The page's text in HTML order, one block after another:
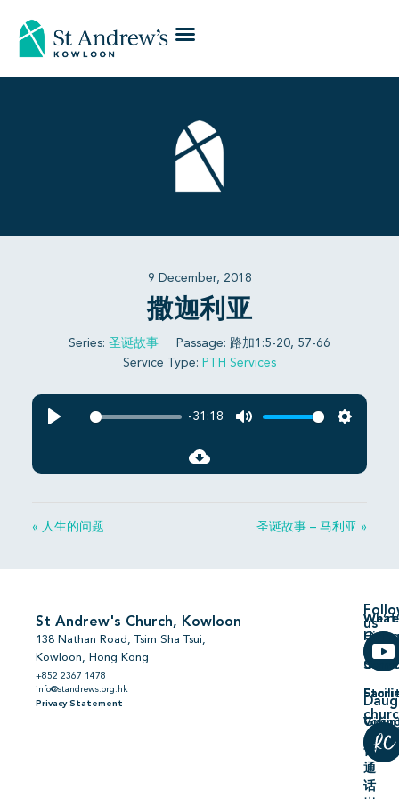
9 December, 2018
撒迦利亚
Series: 圣诞故事 Passage: 路加1:5-20, 57-66
Service Type: PTH Services
-31:18
« 人生的问题 圣诞故事 – 马利亚 »
St Andrew's Church, Kowloon
138 Nathan Road, Tsim Sha Tsui,
Kowloon, Hong Kong
+852 2367 1478
info@standrews.org.hk
Privacy Statement
We’re
普
通
话
On
us